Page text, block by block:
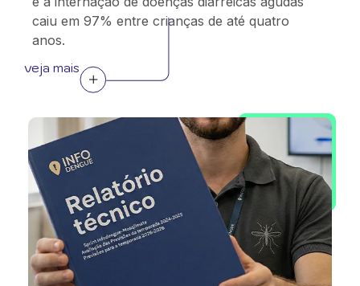
caiu em 97% entre crianças de até quatro
anos.
veja mais